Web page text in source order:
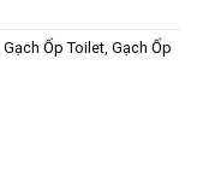
Gạch Ốp Toilet, Gạch Ốp